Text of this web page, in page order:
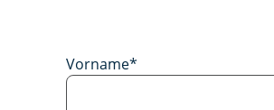
Vorname*